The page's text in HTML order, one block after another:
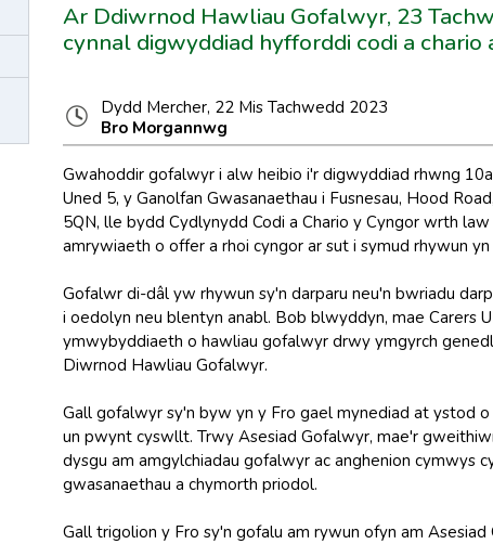
Ar Ddiwrnod Hawliau Gofalwyr, 23
cynnal digwyddiad hyfforddi codi a
Dydd Mercher, 22 Mis Tachwedd 2023
Bro Morgannwg
Gwahoddir gofalwyr i alw heibio i'r digwyddiad rhwng
Uned 5, y Ganolfan Gwasanaethau i Fusnesau, Hood
5QN, lle bydd Cydlynydd Codi a Chario y Cyngor wrth
amrywiaeth o offer a rhoi cyngor ar sut i symud rhywun
Gofalwr di-dâl yw rhywun sy'n darparu neu'n bwriadu
i oedolyn neu blentyn anabl. Bob blwyddyn, mae Carers
ymwybyddiaeth o hawliau gofalwyr drwy ymgyrch
Diwrnod Hawliau Gofalwyr.
Gall gofalwyr sy'n byw yn y Fro gael mynediad at ystod
un pwynt cyswllt. Trwy Asesiad Gofalwyr, mae'r
dysgu am amgylchiadau gofalwyr ac anghenion cymwys
gwasanaethau a chymorth priodol.
Gall trigolion y Fro sy'n gofalu am rywun ofyn am